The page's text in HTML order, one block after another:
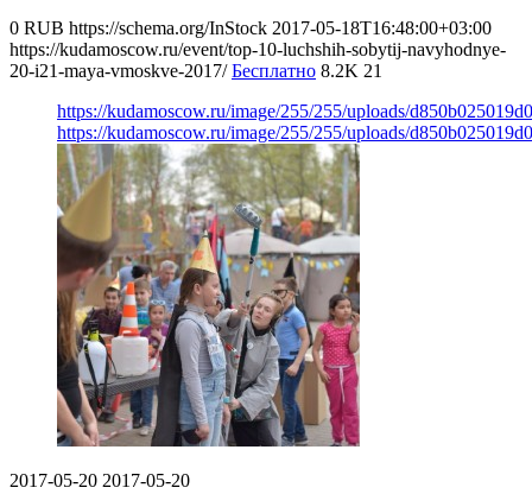
0 RUB https://schema.org/InStock 2017-05-18T16:48:00+03:00
https://kudamoscow.ru/event/top-10-luchshih-sobytij-navyhodnye-
20-i21-maya-vmoskve-2017/ Бесплатно 8.2K 21
https://kudamoscow.ru/image/255/255/uploads/
https://kudamoscow.ru/image/255/255/uploads/
2017-05-20 2017-05-20